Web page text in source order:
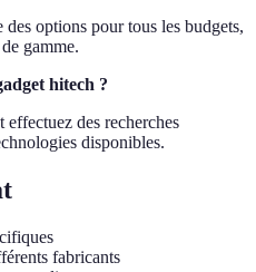
options pour tous les budgets,
gamme.
hitech ?
effectuez des recherches
disponibles.
fabricants